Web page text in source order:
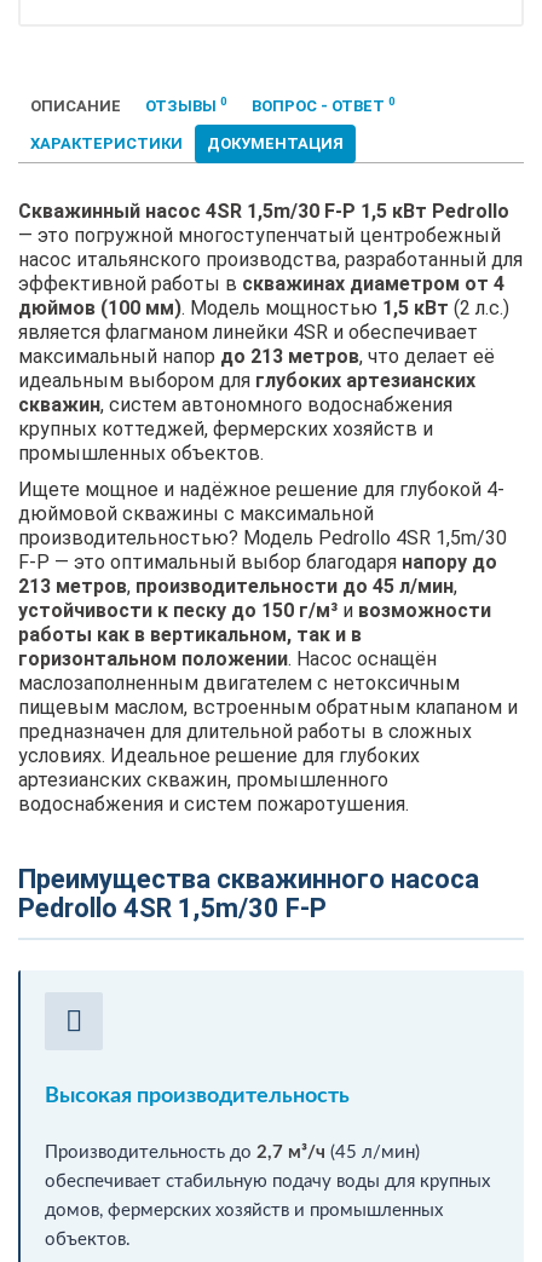
ОПИСАНИЕ ОТЗЫВЫ 0 ВОПРОС - ОТВЕТ 0
ХАРАКТЕРИСТИКИ ДОКУМЕНТАЦИЯ
Скважинный насос 4SR 1,5m/30 F-P 1,5 кВт Pedrollo
— это погружной многоступенчатый центробежный
насос итальянского производства, разработанный для
эффективной работы в скважинах диаметром от 4
дюймов (100 мм). Модель мощностью 1,5 кВт (2 л.с.)
является флагманом линейки 4SR и обеспечивает
максимальный напор до 213 метров, что делает её
идеальным выбором для глубоких артезианских
скважин, систем автономного водоснабжения
крупных коттеджей, фермерских хозяйств и
промышленных объектов.
Ищете мощное и надёжное решение для глубокой 4-
дюймовой скважины с максимальной
производительностью? Модель Pedrollo 4SR 1,5m/30
F-P — это оптимальный выбор благодаря напору до
213 метров, производительности до 45 л/мин,
устойчивости к песку до 150 г/м³ и возможности
работы как в вертикальном, так и в
горизонтальном положении. Насос оснащён
маслозаполненным двигателем с нетоксичным
пищевым маслом, встроенным обратным клапаном и
предназначен для длительной работы в сложных
условиях. Идеальное решение для глубоких
артезианских скважин, промышленного
водоснабжения и систем пожаротушения.
Преимущества скважинного насоса
Pedrollo 4SR 1,5m/30 F-P
Высокая производительность
Производительность до 2,7 м³/ч (45 л/мин)
обеспечивает стабильную подачу воды для крупных
домов, фермерских хозяйств и промышленных
объектов.